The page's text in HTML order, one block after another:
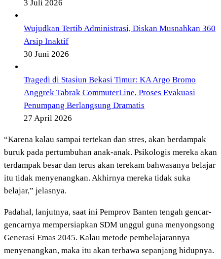
3 Juli 2026
Wujudkan Tertib Administrasi, Diskan Musnahkan 360
Arsip Inaktif
30 Juni 2026
Tragedi di Stasiun Bekasi Timur: KA Argo Bromo
Anggrek Tabrak CommuterLine, Proses Evakuasi
Penumpang Berlangsung Dramatis
27 April 2026
“Karena kalau sampai tertekan dan stres, akan berdampak
buruk pada pertumbuhan anak-anak. Psikologis mereka akan
terdampak besar dan terus akan terekam bahwasanya belajar
itu tidak menyenangkan. Akhirnya mereka tidak suka
belajar,” jelasnya.
Padahal, lanjutnya, saat ini Pemprov Banten tengah gencar-
gencarnya mempersiapkan SDM unggul guna menyongsong
Generasi Emas 2045. Kalau metode pembelajarannya
menyenangkan, maka itu akan terbawa sepanjang hidupnya.